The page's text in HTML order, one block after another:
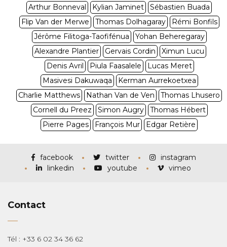
Arthur Bonneval
Kylian Jaminet
Sébastien Buada
Flip Van der Merwe
Thomas Dolhagaray
Rémi Bonfils
Jérôme Filitoga-Taofifénua
Yohan Beheregaray
Alexandre Plantier
Gervais Cordin
Ximun Lucu
Denis Avril
Piula Faasalele
Lucas Meret
Masivesi Dakuwaqa
Kerman Aurrekoetxea
Charlie Matthews
Nathan Van de Ven
Thomas Lhusero
Cornell du Preez
Simon Augry
Thomas Hébert
Pierre Pages
François Mur Edgar Retière
facebook twitter
instagram
linkedin
youtube vimeo
Contact
Tél : +33 6 02 34 36 62